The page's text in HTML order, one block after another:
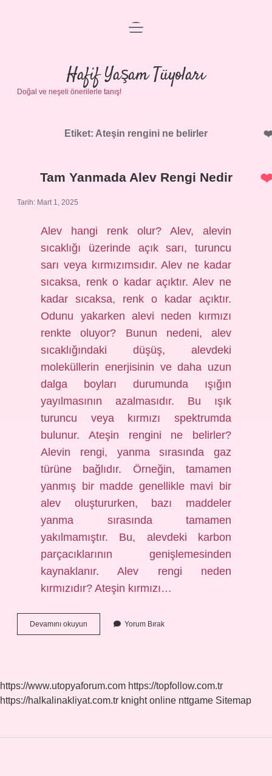
Anasayfa
Gizlilik Politikası
Yasal Uyarı
menüyü
Hafif Yaşam Tüyoları
Doğal ve neşeli önerilerle tanış!
Etiket: Ateşin rengini ne belirler
Tam Yanmada Alev Rengi Nedir
Tarih: Mart 1, 2025
Alev hangi renk olur? Alev, alevin
sıcaklığı üzerinde açık sarı, turuncu
sarı veya kırmızımsıdır. Alev ne kadar
sıcaksa, renk o kadar açıktır. Alev ne
kadar sıcaksa, renk o kadar açıktır.
Odunu yakarken alevi neden kırmızı
renkte oluyor? Bunun nedeni, alev
sıcaklığındaki düşüş, alevdeki
moleküllerin enerjisinin ve daha uzun
dalga boyları durumunda ışığın
yayılmasının azalmasıdır. Bu ışık
turuncu veya kırmızı spektrumda
bulunur. Ateşin rengini ne belirler?
Alevin rengi, yanma sırasında gaz
türüne bağlıdır. Örneğin, tamamen
yanmış bir madde genellikle mavi bir
alev oluştururken, bazı maddeler
yanma sırasında tamamen
yakılmamıştır. Bu, alevdeki karbon
parçacıklarının genişlemesinden
kaynaklanır. Alev rengi neden
kırmızıdır? Ateşin kırmızı…
Devamını okuyun
Yanmada
Yorum Bırak
https://www.utopyaforum.com https://topfollow.com.tr
https://halkalinakliyat.com.tr knight online nttgame Sitemap